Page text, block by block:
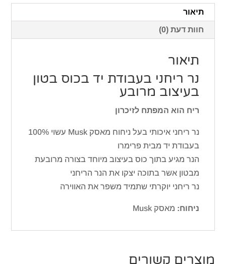
בכוס
בטון
בעיצוב
תיאור
חוות דעת (0)
תיאור
נר ריחני בעבודת יד בכוס בטון
בעיצוב מרובע
ריח הוא המפתח לזיכרון
נר ריחני איכותי בעל ניחוח מאסק Musk עשוי 100%
בעבודת יד מבית פרימרו
הנר מגיע בתוך כוס בעיצוב מיוחד בצורה מרובעת
מבטון אשר בתוכה יצקו את הנר הריחני
נר ריחני יוקרתי שתמיד משפר את האווירה
ניחוח: מאסק Musk
מוצרים קשורים